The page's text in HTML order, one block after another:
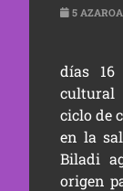
5
días
cultural
ciclo de
en la
Biladi
origen